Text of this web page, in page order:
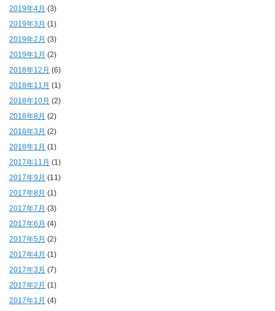
2019年4月 (3)
2019年3月 (1)
2019年2月 (3)
2019年1月 (2)
2018年12月 (6)
2018年11月 (1)
2018年10月 (2)
2018年8月 (2)
2018年3月 (2)
2018年1月 (1)
2017年11月 (1)
2017年9月 (11)
2017年8月 (1)
2017年7月 (3)
2017年6月 (4)
2017年5月 (2)
2017年4月 (1)
2017年3月 (7)
2017年2月 (1)
2017年1月 (4)